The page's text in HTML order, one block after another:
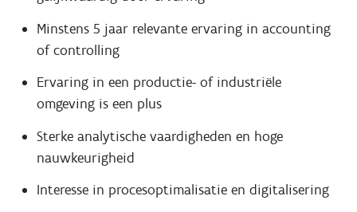
Minstens 5 jaar relevante ervaring in accounting
of controlling
Ervaring in een productie- of industriële
omgeving is een plus
Sterke analytische vaardigheden en hoge
nauwkeurigheid
Interesse in procesoptimalisatie en digitalisering